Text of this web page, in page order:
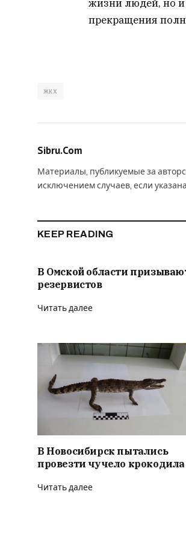
жизни людей, но
прекращения
жкх
Sibru.Com
Материалы, публикуемые за
исключением случаев, если
KEEP READING
В Омской области
резервистов
Читать далее
В Новосибирск пытались
провезти чучело крокодила
Читать далее